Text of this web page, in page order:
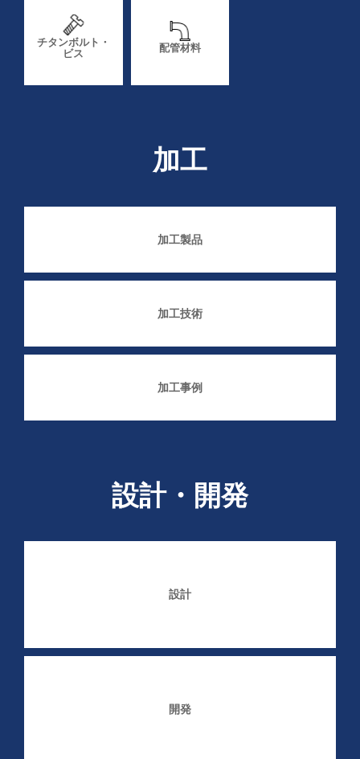
チタンボルト・
ビス
配管材料
加工
加工製品
加工技術
加工事例
設計・開発
設計
開発